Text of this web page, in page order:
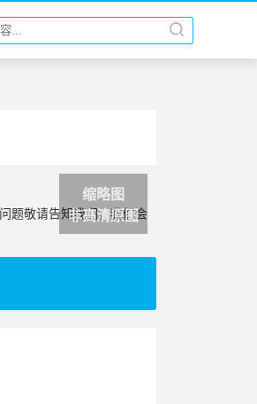
缩略图
非高清原图
题敬请告知我们，我们会